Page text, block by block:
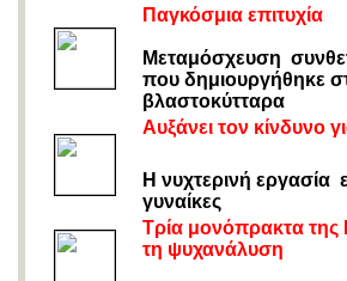
Παγκόσμια επιτυχία
Μεταμόσχευση
που δημιουργήθηκε
βλαστοκύτταρα
Αυξάνει τον κίνδυνο
Η νυχτερινή εργασία
γυναίκες
Τρία μονόπρακτα της
τη ψυχανάλυση